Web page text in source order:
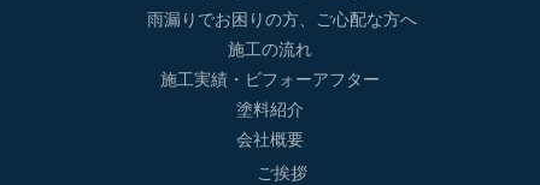
雨漏りでお困りの方、ご心配な方へ
施工の流れ
施工実績・ビフォーアフター
塗料紹介
会社概要
ご挨拶